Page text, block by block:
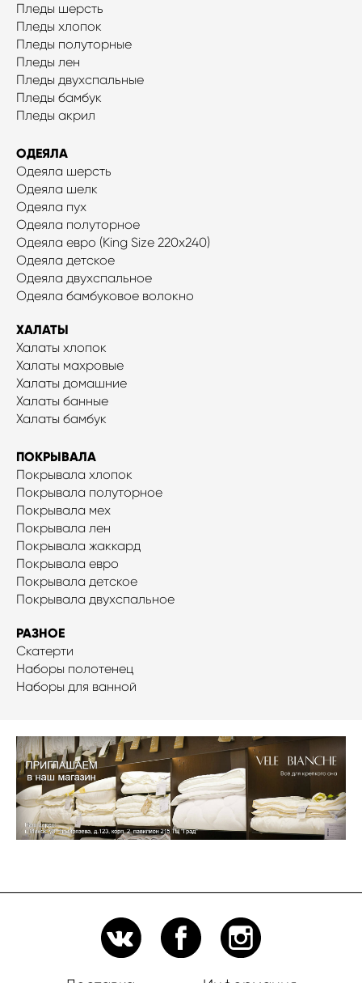
Пледы шерсть
Пледы хлопок
Пледы полуторные
Пледы лен
Пледы двухспальные
Пледы бамбук
Пледы акрил
ОДЕЯЛА
Одеяла шерсть
Одеяла шелк
Одеяла пух
Одеяла полуторное
Одеяла евро (King Size 220x240)
Одеяла детское
Одеяла двухспальное
Одеяла бамбуковое волокно
ХАЛАТЫ
Халаты хлопок
Халаты махровые
Халаты домашние
Халаты банные
Халаты бамбук
ПОКРЫВАЛА
Покрывала хлопок
Покрывала полуторное
Покрывала мех
Покрывала лен
Покрывала жаккард
Покрывала евро
Покрывала детское
Покрывала двухспальное
РАЗНОЕ
Скатерти
Наборы полотенец
Наборы для ванной